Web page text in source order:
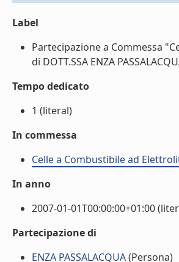
Label
Partecipazione a Commessa
di DOTT.SSA ENZA
Tempo dedicato
1 (literal)
In commessa
Celle a Combustibile ad
In anno
2007-01-01T00:00:00+01:00
Partecipazione di
ENZA PASSALACQUA(Persona)